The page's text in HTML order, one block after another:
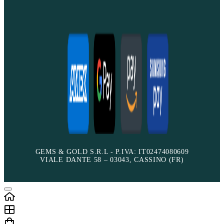
GEMS & GOLD S.R.L - P.IVA: IT02474080609
VIALE DANTE 58 – 03043, CASSINO (FR)